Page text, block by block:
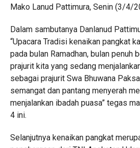
Mako Lanud Pattimura, Senin (3/4/
Dalam sambutanya Danlanud
“Upacara Tradisi kenaikan pangkat
pada bulan Ramadhan, bulan penuh
prajurit kita yang sedang
sebagai prajurit Swa Bhuwana
semangat dan pantang menyerah
menjalankan ibadah puasa” tegas
4 ini.
Selanjutnya kenaikan pangkat